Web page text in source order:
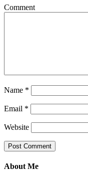
Comment
Name *
Email *
Website
About Me